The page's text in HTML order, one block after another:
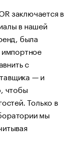
заключается в
в нашей
была
с
— и
чтобы
Только в
мы